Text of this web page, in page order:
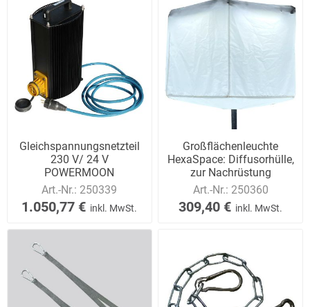
Gleichspannungsnetzteil
230 V/ 24 V
POWERMOON
Art.-Nr.: 250339
1.050,77 € inkl. MwSt.
Großflächenleuchte
HexaSpace: Diffusorhülle,
zur Nachrüstung
Art.-Nr.: 250360
309,40 € inkl. MwSt.